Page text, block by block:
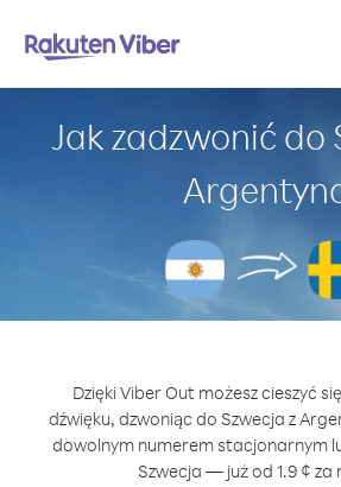
Jak zadzwonić do
Dzięki Viber Out możesz cieszyć
dźwięku, dzwoniąc do Szwecja z
dowolnym numerem stacjonarnym
Szwecja — już od 1.9 ¢ za